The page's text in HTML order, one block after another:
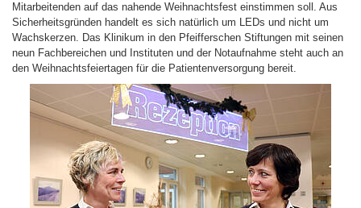
Mitarbeitenden auf das nahende Weihnachtsfest einstimmen soll. Aus
Sicherheitsgründen handelt es sich natürlich um LEDs und nicht um
Wachskerzen. Das Klinikum in den Pfeifferschen Stiftungen mit seinen
neun Fachbereichen und Instituten und der Notaufnahme steht auch an
den Weihnachtsfeiertagen für die Patientenversorgung bereit.